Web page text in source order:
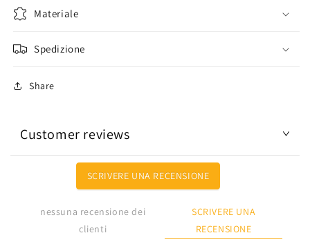
Materiale
Spedizione
Share
Customer reviews
SCRIVERE UNA RECENSIONE
nessuna recensione dei
clienti
SCRIVERE UNA
RECENSIONE